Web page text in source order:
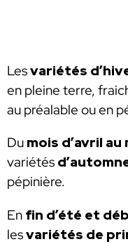
Lesvariétés
en pleine terre,
au préalable ou en
Du mois d’avril au
variétés
pépinière.
En fin d’été et
lesvariétés de